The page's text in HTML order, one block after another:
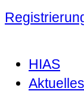
HIAS
Aktuelles